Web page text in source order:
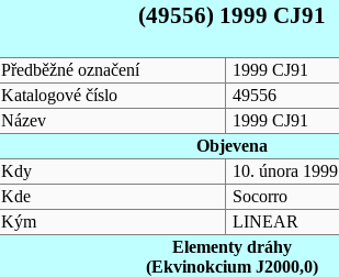
(49556) 1999 CJ91
Předběžné označení
1999 CJ91
Katalogové číslo
49556
Název
1999 CJ91
Objevena
Kdy
10. února 1999
Kde
Socorro
Kým
LINEAR
Elementy dráhy
(Ekvinokcium J2000,0)